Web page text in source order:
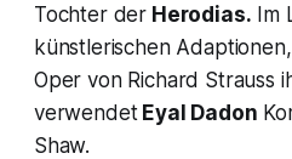
Tochter der Herodias. Im
künstlerischen
Oper von Richard Strauss
verwendetEyal Dadon
Shaw.